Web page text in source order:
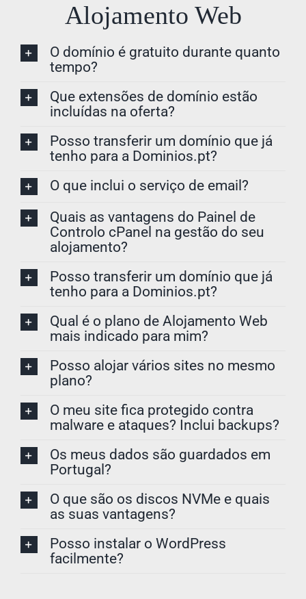
Alojamento Web
O domínio é gratuito durante quanto
tempo?
Que extensões de domínio estão
incluídas na oferta?
Posso transferir um domínio que já
tenho para a Dominios.pt?
O que inclui o serviço de email?
Quais as vantagens do Painel de
Controlo cPanel na gestão do seu
alojamento?
Posso transferir um domínio que já
tenho para a Dominios.pt?
Qual é o plano de Alojamento Web
mais indicado para mim?
Posso alojar vários sites no mesmo
plano?
O meu site fica protegido contra
malware e ataques? Inclui backups?
Os meus dados são guardados em
Portugal?
O que são os discos NVMe e quais
as suas vantagens?
Posso instalar o WordPress
facilmente?